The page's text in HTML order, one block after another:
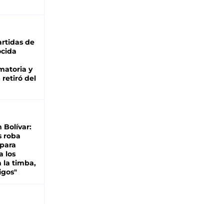
de
y
retiró del
Bolívar:
roba
los
la timba,